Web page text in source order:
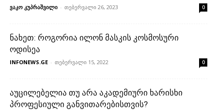
ვაკო კუპრაშვილი - თებერვალი 26, 2023 0
ნახეთ: როგორია ილონ მასკის კოსმოსური
ოდისეა
INFONEWS.GE - თებერვალი 15, 2022 0
აუცილებელია თუ არა აკადემიური ხარისხი
პროფესიული განვითარებისთვის?